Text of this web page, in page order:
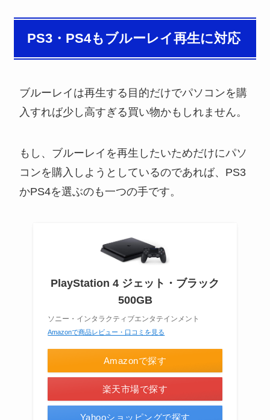
PS3・PS4もブルーレイ再生に対応
ブルーレイは再生する目的だけでパソコンを購
入すれば少し高すぎる買い物かもしれません。
もし、ブルーレイを再生したいためだけにパソ
コンを購入しようとしているのであれば、PS3
かPS4を選ぶのも一つの手です。
PlayStation 4 ジェット・ブラック
500GB
ソニー・インタラクティブエンタテインメント
Amazonで商品レビュー・口コミを見る
Amazonで探す
楽天市場で探す
Yahooショッピングで探す